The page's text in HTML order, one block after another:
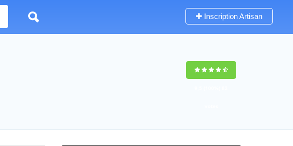
Inscription Artisan